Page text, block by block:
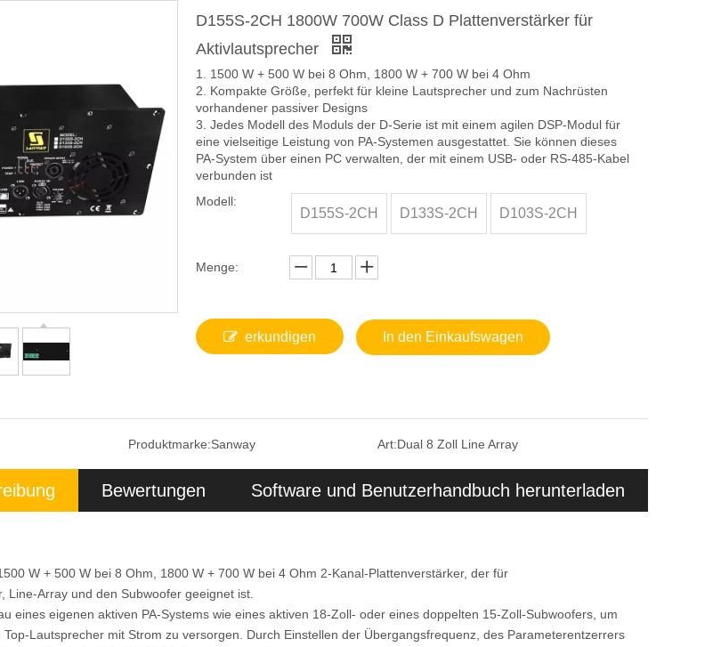
D155S-2CH 1800W 700W Class D Plattenverstärker für
Aktivlautsprecher
1. 1500 W + 500 W bei 8 Ohm, 1800 W + 700 W bei 4 Ohm
2. Kompakte Größe, perfekt für kleine Lautsprecher und zum Nachrüsten
vorhandener passiver Designs
3. Jedes Modell des Moduls der D-Serie ist mit einem agilen DSP-Modul für
eine vielseitige Leistung von PA-Systemen ausgestattet. Sie können dieses
PA-System über einen PC verwalten, der mit einem USB- oder RS-485-Kabel
verbunden ist
Modell:
D155S-2CH D133S-2CH D103S-2CH
Menge:
erkundigen In den Einkaufswagen
Produktmarke:Sanway Art:Dual 8 Zoll Line Array
Bewertungen Software und Benutzerhandbuch herunterladen
W + 500 W bei 8 Ohm, 1800 W + 700 W bei 4 Ohm 2-Kanal-Plattenverstärker, der für
Line-Array und den Subwoofer geeignet ist.
eines eigenen aktiven PA-Systems wie eines aktiven 18-Zoll- oder eines doppelten 15-Zoll-Subwoofers, um
Lautsprecher mit Strom zu versorgen. Durch Einstellen der Übergangsfrequenz, des Parameterentzerrers